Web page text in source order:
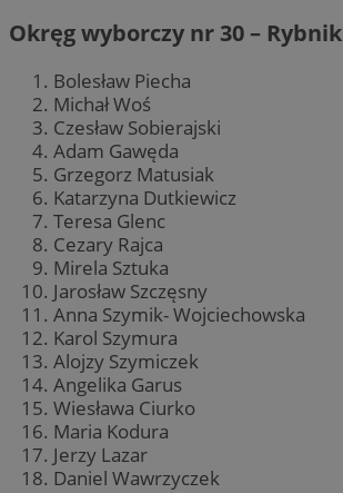
Okręg wyborczy nr 30 – Rybnik
Bolesław Piecha
Michał Woś
Czesław Sobierajski
Adam Gawęda
Grzegorz Matusiak
Katarzyna Dutkiewicz
Teresa Glenc
Cezary Rajca
Mirela Sztuka
Jarosław Szczęsny
Anna Szymik- Wojciechowska
Karol Szymura
Alojzy Szymiczek
Angelika Garus
Wiesława Ciurko
Maria Kodura
Jerzy Lazar
Daniel Wawrzyczek